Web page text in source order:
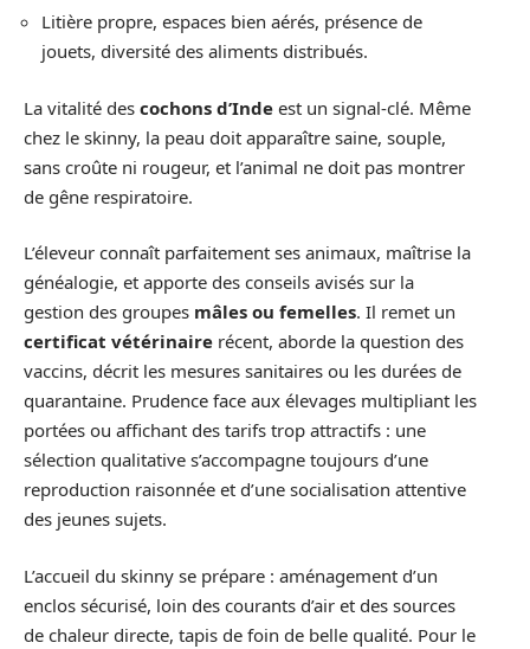
Litière propre, espaces bien aérés, présence de
jouets, diversité des aliments distribués.
La vitalité des cochons d’Inde est un signal-clé. Même
chez le skinny, la peau doit apparaître saine, souple,
sans croûte ni rougeur, et l’animal ne doit pas montrer
de gêne respiratoire.
L’éleveur connaît parfaitement ses animaux, maîtrise la
généalogie, et apporte des conseils avisés sur la
gestion des groupes mâles ou femelles. Il remet un
certificat vétérinaire récent, aborde la question des
vaccins, décrit les mesures sanitaires ou les durées de
quarantaine. Prudence face aux élevages multipliant les
portées ou affichant des tarifs trop attractifs : une
sélection qualitative s’accompagne toujours d’une
reproduction raisonnée et d’une socialisation attentive
des jeunes sujets.
L’accueil du skinny se prépare : aménagement d’un
enclos sécurisé, loin des courants d’air et des sources
de chaleur directe, tapis de foin de belle qualité. Pour le